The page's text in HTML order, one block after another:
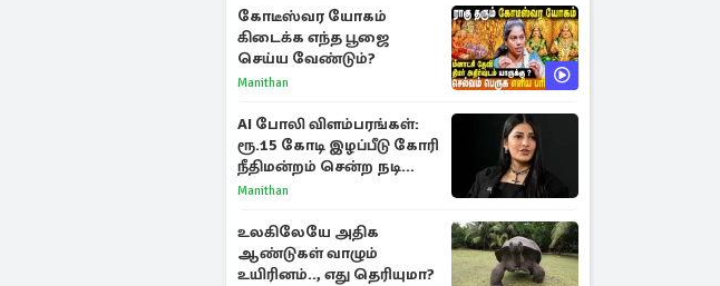
கோடீஸ்வர யோகம்
கிடைக்க எந்த பூஜை
செய்ய வேண்டும்?
Manithan
AI போலி விளம்பரங்கள்:
ரூ.15 கோடி இழப்பீடு கோரி
நீதிமன்றம் சென்ற நடிகை
ஸ்ருதி ஹாசன்!
Manithan
உலகிலேயே அதிக
ஆண்டுகள் வாழும்
உயிரினம்.., எது தெரியுமா?